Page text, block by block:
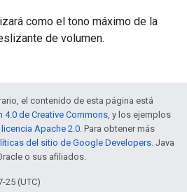
como el tono máximo de la
de volumen.
el contenido de esta página está
4.0 de Creative Commons, y los ejemplos
licencia Apache 2.0. Para obtener más
del sitio de Google Developers. Java
o sus afiliados.
25 (UTC)